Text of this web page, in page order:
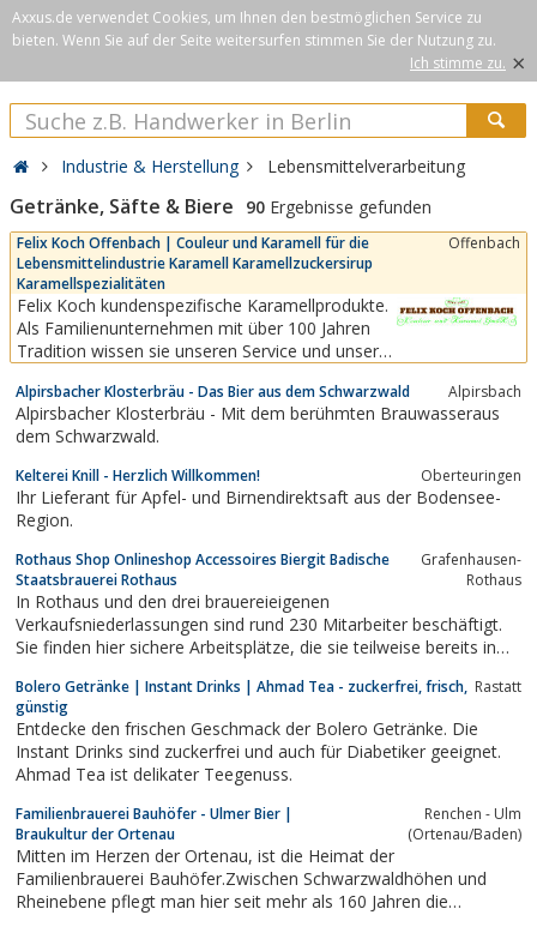
Axxus.de verwendet Cookies, um Ihnen den bestmöglichen Service zu
bieten. Wenn Sie auf der Seite weitersurfen stimmen Sie der Nutzung zu.
Ich stimme zu. ×
Industrie & Herstellung Lebensmittelverarbeitung
Getränke, Säfte & Biere 90 Ergebnisse gefunden
Felix Koch Offenbach | Couleur und Karamell für die
Lebensmittelindustrie Karamell Karamellzuckersirup
Karamellspezialitäten
Offenbach
Felix Koch kundenspezifische Karamellprodukte.
Als Familienunternehmen mit über 100 Jahren
Tradition wissen sie unseren Service und unsere
GmbH ist seit 1904 renommierter und
zertifizierter Hersteller und Partner bei der
Entwicklung und Herstellung von Couleur und
Karamell für die...
Alpirsbacher Klosterbräu - Das Bier aus dem Schwarzwald Alpirsbach
Alpirsbacher Klosterbräu - Mit dem berühmten Brauwasseraus
dem Schwarzwald.
Kelterei Knill - Herzlich Willkommen! Oberteuringen
Ihr Lieferant für Apfel- und Birnendirektsaft aus der Bodensee-
Region.
Rothaus Shop Onlineshop Accessoires Biergit Badische
Staatsbrauerei Rothaus
Grafenhausen-
Rothaus
In Rothaus und den drei brauereieigenen
Verkaufsniederlassungen sind rund 230 Mitarbeiter beschäftigt.
Sie finden hier sichere Arbeitsplätze, die sie teilweise bereits in
Staatsbrauerei Rothaus AG ist heute eine der bedeutendsten
Regionalbrauereien der Bundesrepublik. Ihr...
Bolero Getränke | Instant Drinks | Ahmad Tea - zuckerfrei, frisch,
günstig
Rastatt
Entdecke den frischen Geschmack der Bolero Getränke. Die
Instant Drinks sind zuckerfrei und auch für Diabetiker geeignet.
Ahmad Tea ist delikater Teegenuss.
Familienbrauerei Bauhöfer - Ulmer Bier |
Braukultur der Ortenau
Renchen - Ulm
(Ortenau/Baden)
Mitten im Herzen der Ortenau, ist die Heimat der
Familienbrauerei Bauhöfer.Zwischen Schwarzwaldhöhen und
Rheinebene pflegt man hier seit mehr als 160 Jahren die